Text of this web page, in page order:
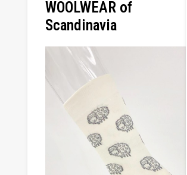
WOOLWEAR of
Scandinavia